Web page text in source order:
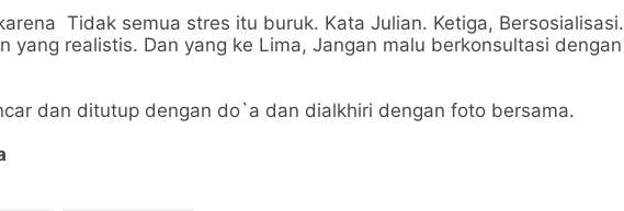
Tidak semua stres itu buruk. Kata Julian. Ketiga, Bersosialisasi.
yang realistis. Dan yang ke Lima, Jangan malu berkonsultasi dengan
dan ditutup dengan do`a dan dialkhiri dengan foto bersama.